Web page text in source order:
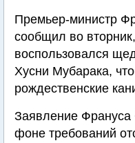
Премьер-министр
сообщил во
воспользовался
Хусни Мубарака,
рождественские
Заявление Франуса
фоне требований